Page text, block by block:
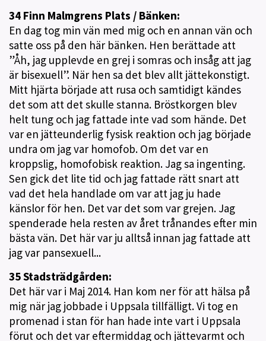
34 Finn Malmgrens Plats / Bänken:
En dag tog min vän med mig och en annan vän och
satte oss på den här bänken. Hen berättade att
”Åh, jag upplevde en grej i somras och insåg att jag
är bisexuell”. När hen sa det blev allt jättekonstigt.
Mitt hjärta började att rusa och samtidigt kändes
det som att det skulle stanna. Bröstkorgen blev
helt tung och jag fattade inte vad som hände. Det
var en jätteunderlig fysisk reaktion och jag började
undra om jag var homofob. Om det var en
kroppslig, homofobisk reaktion. Jag sa ingenting.
Sen gick det lite tid och jag fattade rätt snart att
vad det hela handlade om var att jag ju hade
känslor för hen. Det var det som var grejen. Jag
spenderade hela resten av året trånandes efter min
bästa vän. Det här var ju alltså innan jag fattade att
jag var pansexuell...
35 Stadsträdgården:
Det här var i Maj 2014. Han kom ner för att hälsa på
mig när jag jobbade i Uppsala tillfälligt. Vi tog en
promenad i stan för han hade inte vart i Uppsala
förut och det var eftermiddag och jättevarmt och